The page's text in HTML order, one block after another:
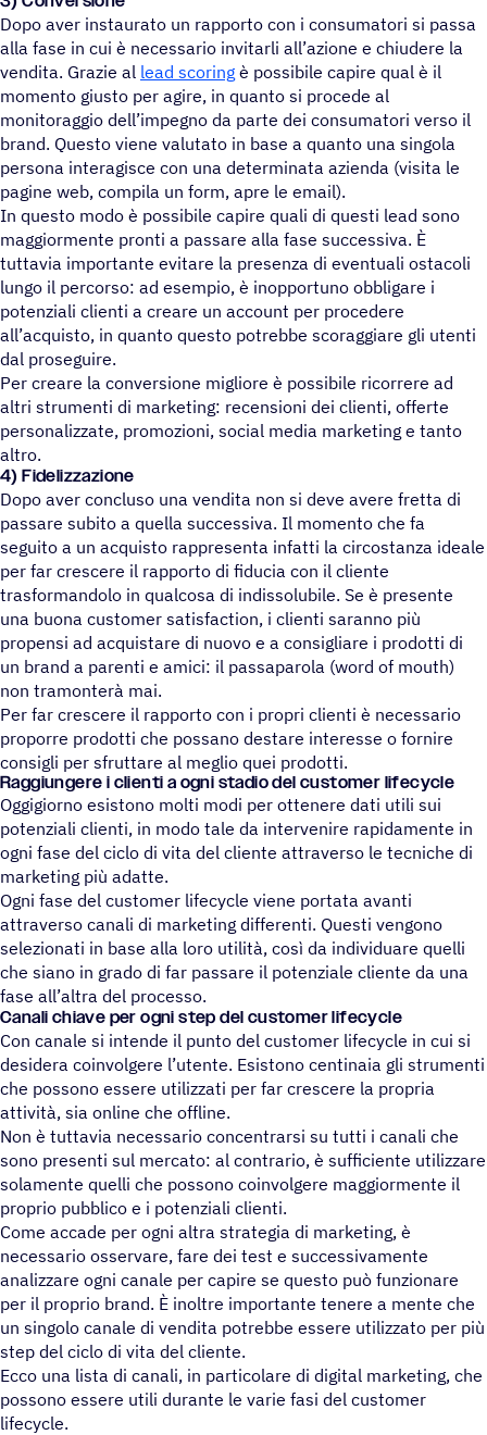
Dopo aver instaurato un rapporto con i consumatori si passa
alla fase in cui è necessario invitarli all’azione e chiudere la
vendita. Grazie al lead scoring è possibile capire qual è il
momento giusto per agire, in quanto si procede al
monitoraggio dell’impegno da parte dei consumatori verso il
brand. Questo viene valutato in base a quanto una singola
persona interagisce con una determinata azienda (visita le
pagine web, compila un form, apre le email).
In questo modo è possibile capire quali di questi lead sono
maggiormente pronti a passare alla fase successiva. È
tuttavia importante evitare la presenza di eventuali ostacoli
lungo il percorso: ad esempio, è inopportuno obbligare i
potenziali clienti a creare un account per procedere
all’acquisto, in quanto questo potrebbe scoraggiare gli utenti
dal proseguire.
Per creare la conversione migliore è possibile ricorrere ad
altri strumenti di marketing: recensioni dei clienti, offerte
personalizzate, promozioni, social media marketing e tanto
altro.
4) Fidelizzazione
Dopo aver concluso una vendita non si deve avere fretta di
passare subito a quella successiva. Il momento che fa
seguito a un acquisto rappresenta infatti la circostanza ideale
per far crescere il rapporto di fiducia con il cliente
trasformandolo in qualcosa di indissolubile. Se è presente
una buona customer satisfaction, i clienti saranno più
propensi ad acquistare di nuovo e a consigliare i prodotti di
un brand a parenti e amici: il passaparola (word of mouth)
non tramonterà mai.
Per far crescere il rapporto con i propri clienti è necessario
proporre prodotti che possano destare interesse o fornire
consigli per sfruttare al meglio quei prodotti.
Raggiun­gere i clienti a ogni stadio del customer lifecycle
Oggigiorno esistono molti modi per ottenere dati utili sui
potenziali clienti, in modo tale da intervenire rapidamente in
ogni fase del ciclo di vita del cliente attraverso le tecniche di
marketing più adatte.
Ogni fase del customer lifecycle viene portata avanti
attraverso canali di marketing differenti. Questi vengono
selezionati in base alla loro utilità, così da individuare quelli
che siano in grado di far passare il potenziale cliente da una
fase all’altra del processo.
Canali chiave per ogni step del customer lifecycle
Con canale si intende il punto del customer lifecycle in cui si
desidera coinvolgere l’utente. Esistono centinaia gli strumenti
che possono essere utilizzati per far crescere la propria
attività, sia online che offline.
Non è tuttavia necessario concentrarsi su tutti i canali che
sono presenti sul mercato: al contrario, è sufficiente utilizzare
solamente quelli che possono coinvolgere maggiormente il
proprio pubblico e i potenziali clienti.
Come accade per ogni altra strategia di marketing, è
necessario osservare, fare dei test e successivamente
analizzare ogni canale per capire se questo può funzionare
per il proprio brand. È inoltre importante tenere a mente che
un singolo canale di vendita potrebbe essere utilizzato per più
step del ciclo di vita del cliente.
Ecco una lista di canali, in particolare di digital marketing, che
possono essere utili durante le varie fasi del customer
lifecycle.